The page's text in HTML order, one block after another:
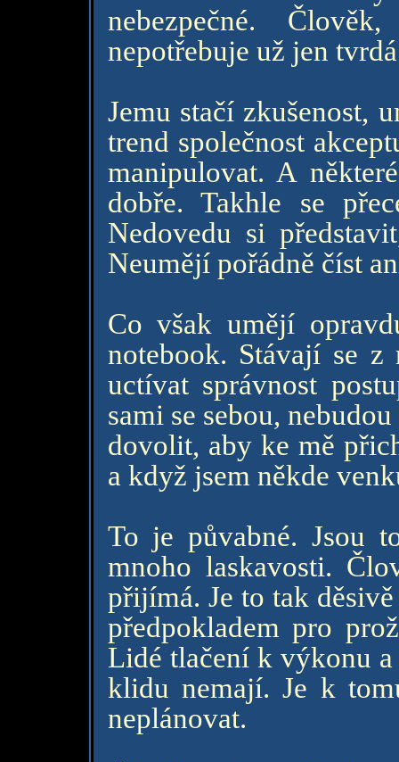
nebezpečné.
nepotřebuje už jen
Jemu stačí zkušenost,
trend společnost
manipulovat. A
dobře. Takhle se
Nedovedu si
Neumějí pořádně číst
Co však umějí
notebook. Stávají se
uctívat správnost
sami se sebou,
dovolit, aby ke mě
a když jsem někde
To je půvabné. Jsou
mnoho laskavosti.
přijímá. Je to tak
předpokladem pro
Lidé tlačení k výkonu
klidu nemají. Je k
neplánovat.